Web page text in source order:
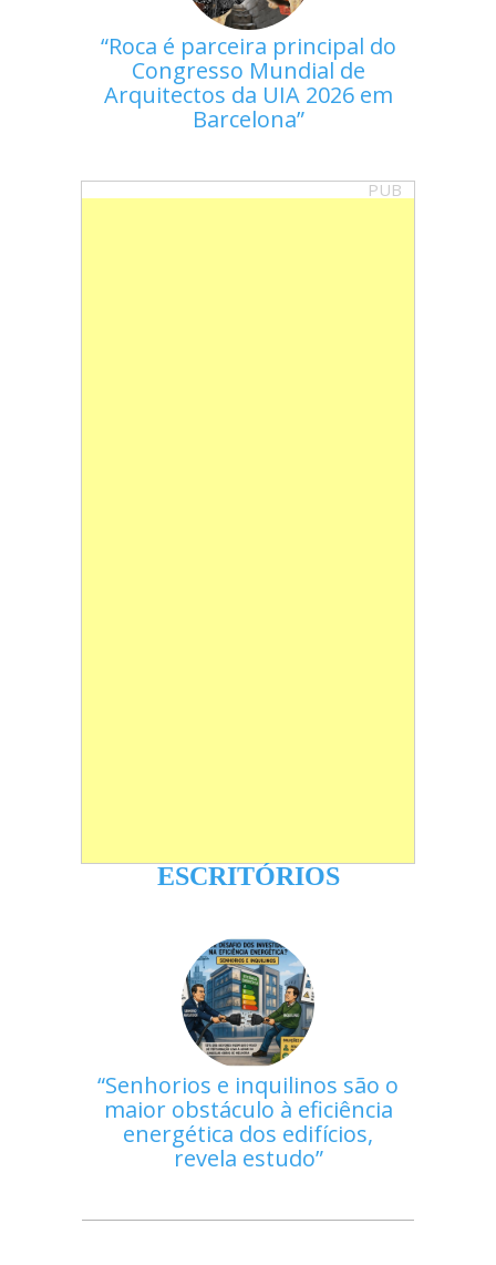
Roca é parceira principal do
Congresso Mundial de
Arquitectos da UIA 2026 em
Barcelona
PUB
ESCRITÓRIOS
Senhorios e inquilinos são o
maior obstáculo à eficiência
energética dos edifícios,
revela estudo